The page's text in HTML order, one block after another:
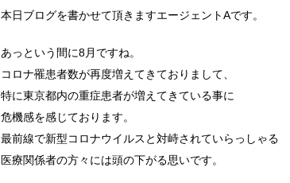
本日ブログを書かせて頂きますエージェントAです。
あっという間に8月ですね。
コロナ罹患者数が再度増えてきておりまして、
特に東京都内の重症患者が増えてきている事に
危機感を感じております。
最前線で新型コロナウイルスと対峙されていらっしゃる
医療関係者の方々には頭の下がる思いです。